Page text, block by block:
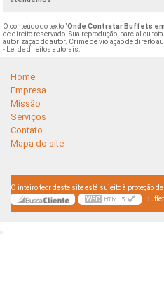
O conteúdo do texto "Onde Contratar Buffets
de direito reservado. Sua reprodução, parcial ou
autorização do autor. Crime de violação de direito
- Lei de direitos autorais
Home
Empresa
Missão
Serviços
Contato
Mapa do site
O inteiro teor deste site está sujeito à proteção